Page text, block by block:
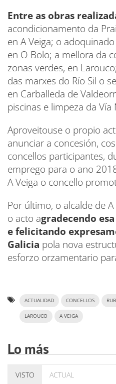
Entre as obras
acondicionamento da
en A Veiga; o
en O Bolo; a mellora da
zonas verdes, en
das marxes do Río Sil o
en Carballeda de
piscinas e limpeza da Vía
Aproveitouse o propio
anunciar a concesión,
concellos participantes,
emprego para o ano
A Veiga o concello
Por último, o alcalde de
o acto agradecendo
e felicitando
Galicia pola nova
esforzo orzamentario
ACTUALIDAD CONCELLOS
LAROUCO A VEIGA
Lo más
VISTO ACTUAL